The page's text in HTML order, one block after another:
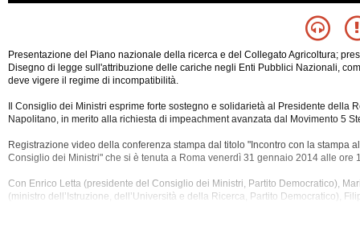
Presentazione del Piano nazionale della ricerca e del Collegato Agricoltura;
Disegno di legge sull'attribuzione delle cariche negli Enti Pubblici Nazionali,
deve vigere il regime di incompatibilità.
Il Consiglio dei Ministri esprime forte sostegno e solidarietà al Presidente della
Napolitano, in merito alla richiesta di impeachment avanzata dal Movimento 5
Registrazione video della conferenza stampa dal titolo "Incontro con la stampa
Consiglio dei Ministri" che si è tenuta a Roma venerdì 31 gennaio 2014 alle ore
Con Enrico Letta (presidente del Consiglio dei Ministri, Partito Democratico),
(ministro dell’Istruzione, dell’Università e della Ricerca, Partito Democratico),